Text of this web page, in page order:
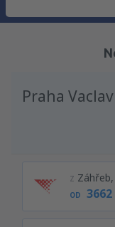
Praha
z
OD 3662